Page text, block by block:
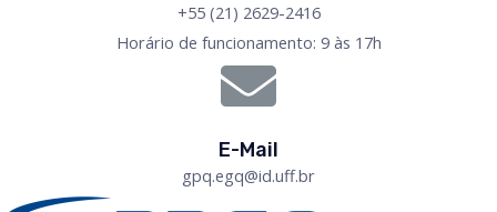
+55 (21) 2629-2416
Horário de funcionamento: 9 às 17h
E-Mail
gpq.egq@id.uff.br